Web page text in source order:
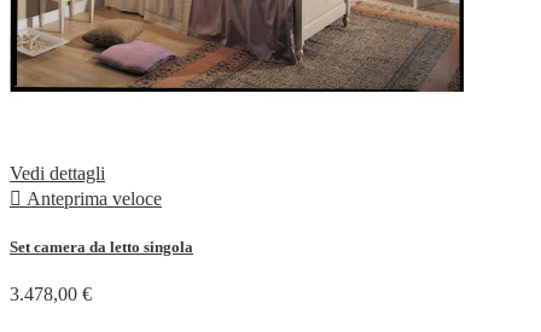
Vedi dettagli
 Anteprima veloce
Set camera da letto singola
3.478,00 €